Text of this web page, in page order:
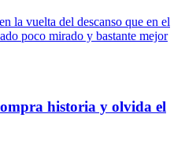
la vuelta del descanso que en el
poco mirado y bastante mejor
historia y olvida el